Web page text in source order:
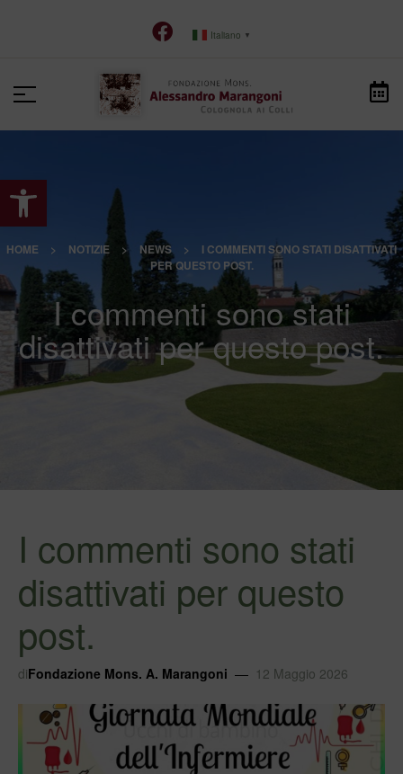
Apri la barra degli strumenti
Italiano ▼
HOME > NOTIZIE > NEWS >
I COMMENTI SONO STATI DISATTIVATI
PER QUESTO POST.
I commenti sono stati
disattivati per questo post.
I commenti sono stati
disattivati per questo
post.
diFondazione Mons. A. Marangoni 12 Maggio 2026